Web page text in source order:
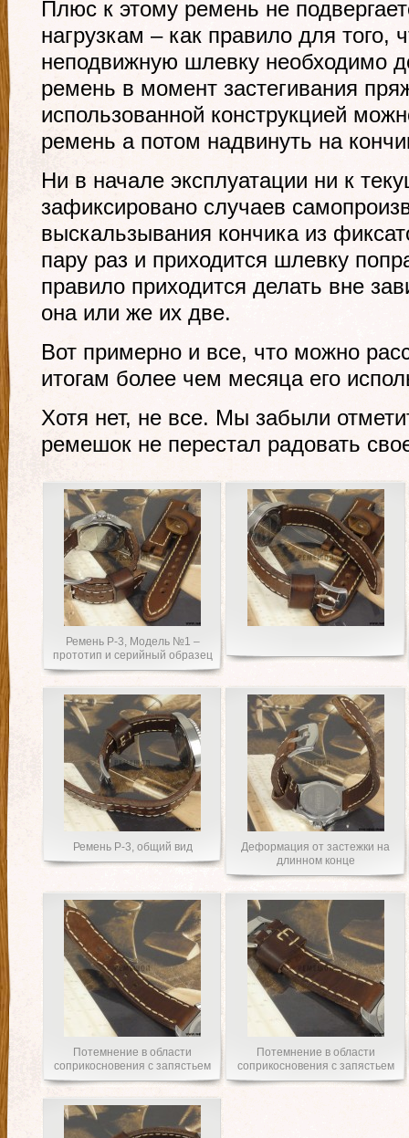
Плюс к этому ремень не
нагрузкам – как правило для того,
неподвижную шлевку необходимо
ремень в момент застегивания
использованной конструкцией
ремень а потом надвинуть на
Ни в начале эксплуатации ни к
зафиксировано случаев
выскальзывания кончика из
пару раз и приходится шлевку
правило приходится делать вне
она или же их две.
Вот примерно и все, что можно
итогам более чем месяца его
Хотя нет, не все. Мы забыли
ремешок не перестал радовать
Ремень Р-3, Модель №1 –
прототип и серийный образец
Ремень Р-3, общий вид
Деформация от застежки на
длинном конце
Потемнение в области
соприкосновения с запястьем
Потемнение в области
соприкосновения с запястьем